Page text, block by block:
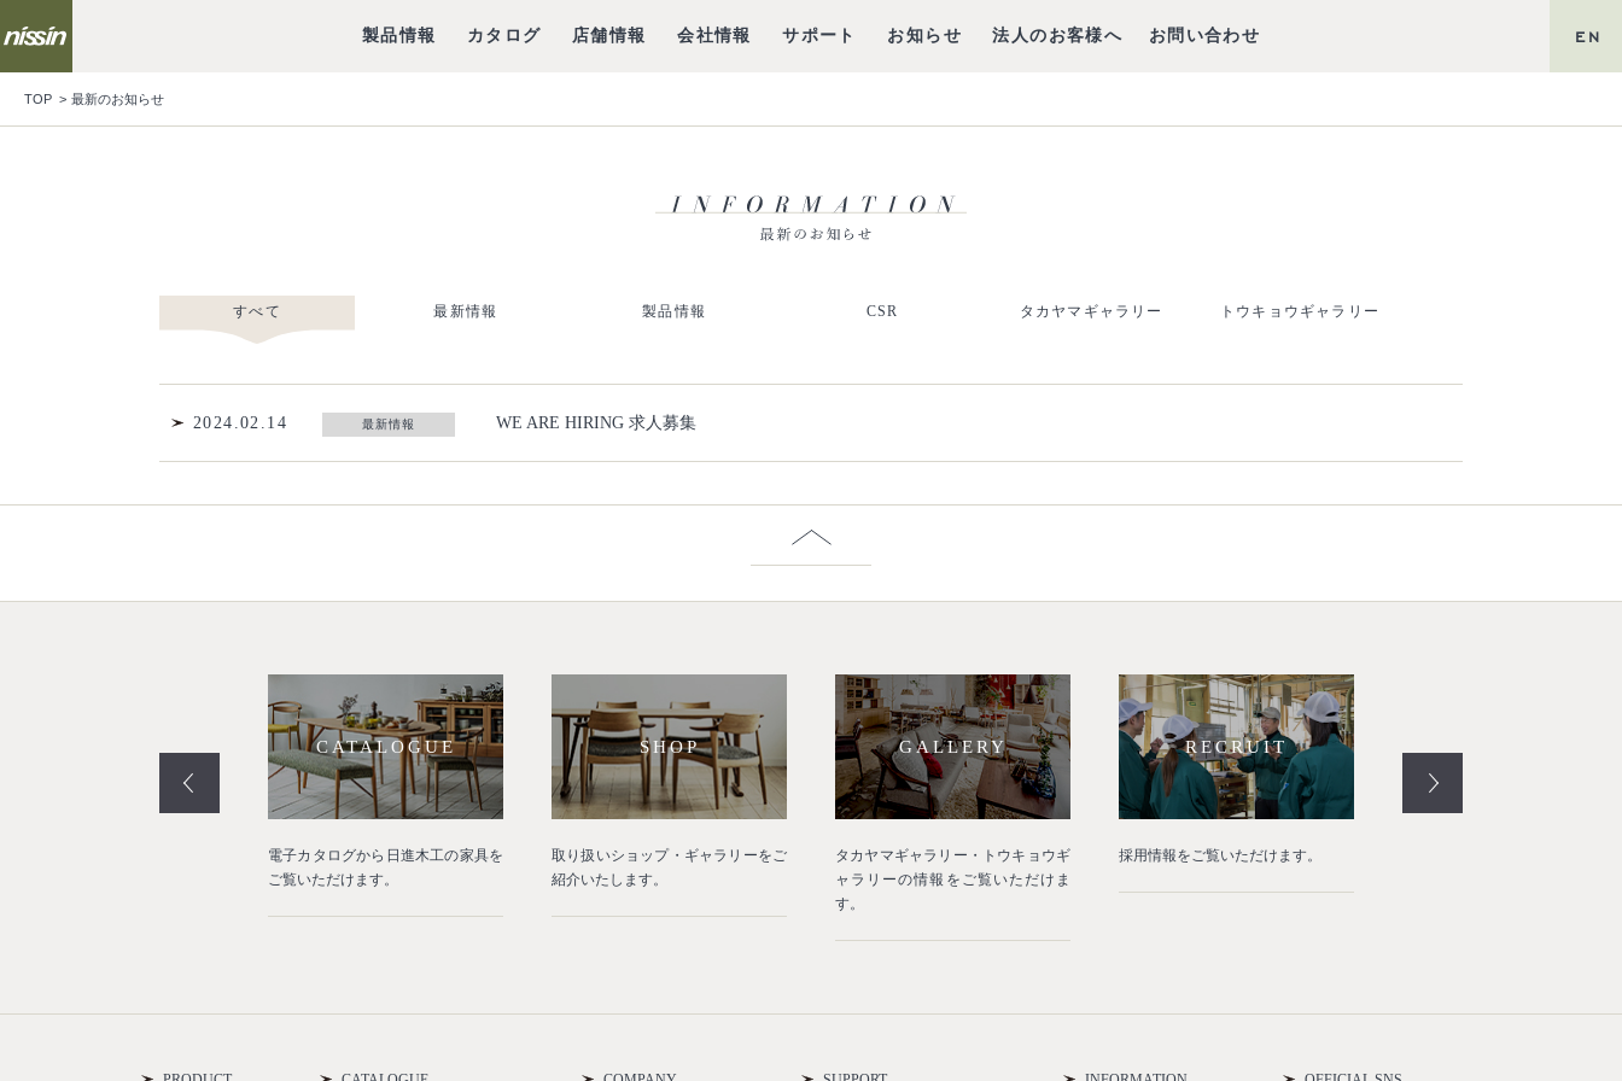
製品情報 カタログ 店舗情報 会社情報 サポート お知らせ 法人のお客様へ お問い合わせ EN
TOP 最新のお知らせ
すべて 最新情報 製品情報 CSR タカヤマギャラリー トウキョウギャラリー
2024.02.14 最新情報 WE ARE HIRING 求人募集
CATALOGUE
電子カタログから日進木工の家具を
ご覧いただけます。
SHOP
取り扱いショップ・ギャラリーをご
紹介いたします。
GALLERY
タカヤマギャラリー・トウキョウギ
ャラリーの情報をご覧いただけま
す。
RECRUIT
採用情報をご覧いただけます。